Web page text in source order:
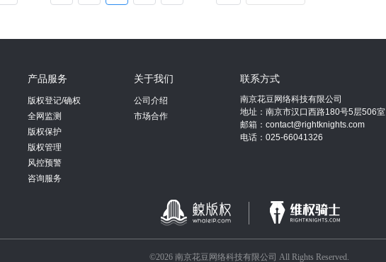
产品服务
版权登记/确权
全网监测
版权保护
版权管理
风控预警
咨询服务
关于我们
公司介绍
市场合作
联系方式
南京花豆网络科技有限公司
地址：南京市汉口西路180号5层506室
邮箱：contact@rightknights.com
电话：025-66041326
©2026 南京花豆网络科技有限公司 All Rights Reserved.